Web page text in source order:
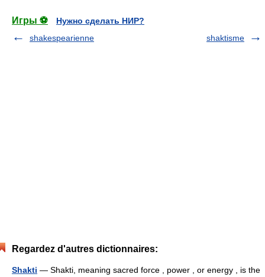
Игры ⚽
Нужно сделать НИР?
shakespearienne
shaktisme
Regardez d'autres dictionnaires:
Shakti — Shakti, meaning sacred force , power , or energy , is the